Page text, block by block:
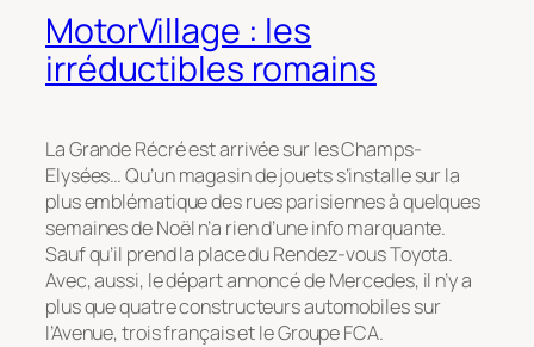
MotorVillage : les
irréductibles romains
La Grande Récré est arrivée sur les Champs-
Elysées… Qu’un magasin de jouets s’installe sur la
plus emblématique des rues parisiennes à quelques
semaines de Noël n’a rien d’une info marquante.
Sauf qu’il prend la place du Rendez-vous Toyota.
Avec, aussi, le départ annoncé de Mercedes, il n’y a
plus que quatre constructeurs automobiles sur
l’Avenue, trois français et le Groupe FCA.